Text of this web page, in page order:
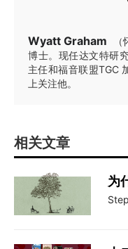
Wyatt Graham
博士。现任达文特研
主任和福音联盟TGC
上关注他。
相关文章
为